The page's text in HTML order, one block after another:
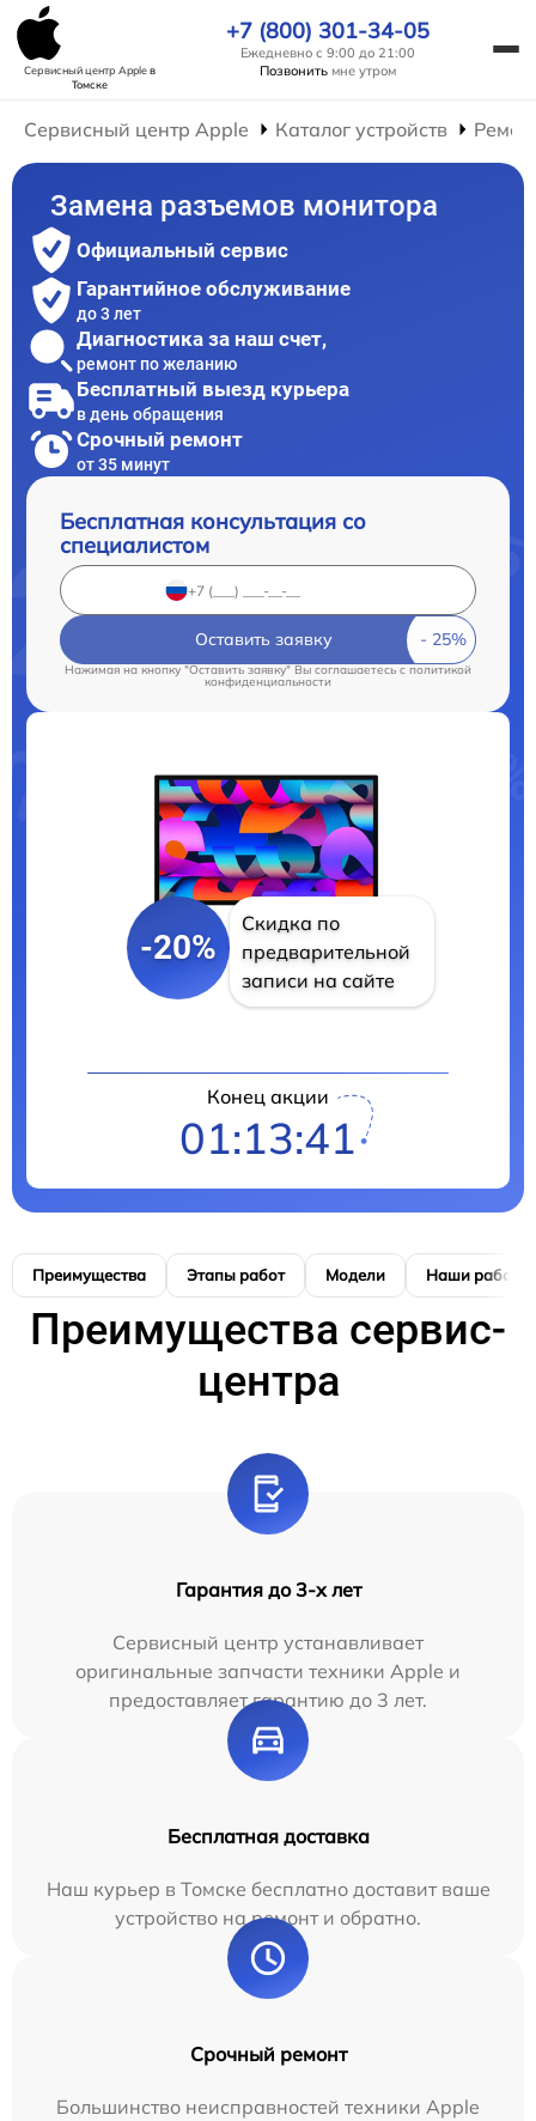
Сервисный центр Appleв
Томске
+7 (800) 301-34-05
Ежедневно с 9:00 до 21:00
Позвонить мне утром
Сервисный центр Apple Каталог устройств
Замена разъемов монитора
Официальный сервис
Гарантийное обслуживание
до 3 лет
Диагностика за наш счет,
ремонт по желанию
Бесплатный выезд курьера
в день обращения
Срочный ремонт
от 35 минут
Бесплатная консультация со
специалистом
Оставить заявку
Нажимая на кнопку "Оставить заявку" Вы соглашаетесь cполитикой
конфиденциальности
-20%
Скидка по
предварительной
записи на сайте
Конец акции
01:13:39
Преимущества Этапы работ Модели Наши работы
Преимущества сервис-
центра
Гарантия до 3-х лет
Сервисный центр устанавливает
оригинальные запчасти техники Apple и
предоставляет гарантию до 3 лет.
Бесплатная доставка
Наш курьер в Томске бесплатно доставит ваше
устройство на ремонт и обратно.
Срочный ремонт
Большинство неисправностей техники Apple